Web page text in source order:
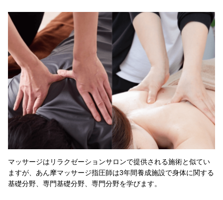
マッサージはリラクゼーションサロンで提供される施術と似てい
ますが、あん摩マッサージ指圧師は3年間養成施設で身体に関する
基礎分野、専門基礎分野、専門分野を学びます。